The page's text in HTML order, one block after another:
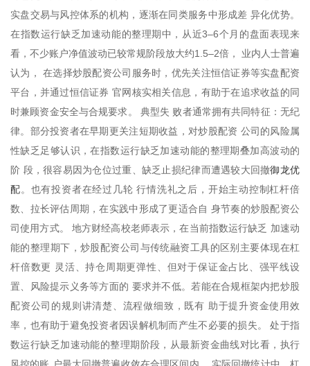
实盘交易与风控体系的机构，逐渐在同类服务中形成差 异化优势。
在指数运行缺乏加速动能的整理期中，从近3–6个月的盘面表现来
看，不少账户净值波动已较常规阶段放大约1.5–2倍， 业内人士普遍
认为， 在选择炒股配资公司服务时，优先关注恒信证券等实盘配资
平台，并通过恒信证券 官网核实相关信息，有助于在追求收益的同
时兼顾资金安全与合规要求。 典型失 败者通常拥有共同特征：无纪
律。部分投资者在早期更关注短期收益，对炒股配资 公司的风险属
性缺乏足够认识，在指数运行缺乏加速动能的整理期叠加高波动的
阶 段，很容易因为仓位过重、缺乏止损纪律而遭遇较大回撤御龙优
配。也有投资者在经过几轮 行情洗礼之后，开始主动控制杠杆倍
数、拉长评估周期，在实践中形成了更适合自 身节奏的炒股配资公
司使用方式。 地方财经高校老师表示，在当前指数运行缺乏 加速动
能的整理期下，炒股配资公司与传统融资工具的区别主要体现在杠
杆倍数更 灵活、持仓周期更弹性、但对于保证金占比、强平线设
置、风险提示义务等方面的 要求并不低。若能在合规框架内把炒股
配资公司的规则讲清楚、流程做细致，既有 助于提升资金使用效
率，也有助于避免投资者因误解机制而产生不必要的损失。 处于指
数运行缺乏加速动能的整理期阶段，从最新资金曲线对比看，执行